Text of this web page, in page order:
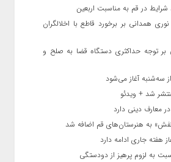
نوری همدانی بر برخورد قاطع با اخلالگران
بر توجه حداکثری دستگاه قضا به صلح و
آغاز می‌شود
شد + ویدئو
معارف دینی دارد
به هنرستان‌های قم اضافه شد
هفته جاری ادامه دارد
به لزوم پرهیز از دودستگی